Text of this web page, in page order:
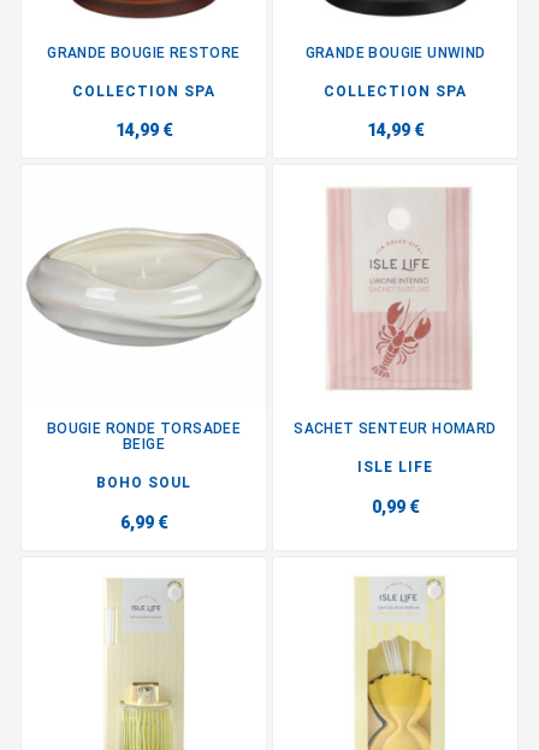
GRANDE BOUGIE RESTORE
COLLECTION SPA
14,99 €
GRANDE BOUGIE UNWIND
COLLECTION SPA
14,99 €
BOUGIE RONDE TORSADEE
BEIGE
BOHO SOUL
6,99 €
SACHET SENTEUR HOMARD
ISLE LIFE
0,99 €